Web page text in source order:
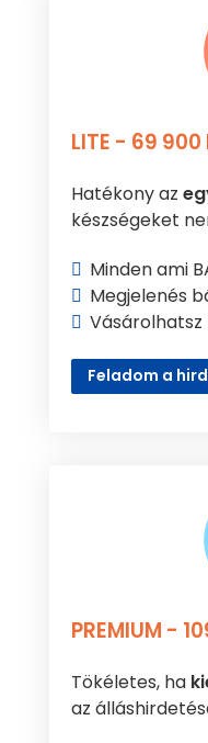
LITE - 69 900
Hatékony az
készségeket
Minden ami
Megjelenés
Vásárolhatsz
Feladom a
PREMIUM -
Tökéletes, ha
az